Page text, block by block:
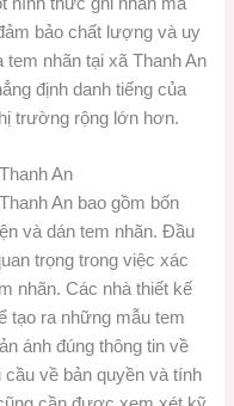
bảo chất lượng và uy
nhãn tại xã Thanh An
định danh tiếng của
trường rộng lớn hơn.
An
An bao gồm bốn
và dán tem nhãn. Đầu
trọng trong việc xác
nhãn. Các nhà thiết kế
tạo ra những mẫu tem
ánh đúng thông tin về
cầu về bản quyền và tính